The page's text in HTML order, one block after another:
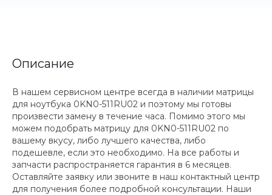
Описание
В нашем сервисном центре всегда в наличии матрицы
для ноутбука 0KN0-511RU02 и поэтому мы готовы
произвести замену в течение часа. Помимо этого мы
можем подобрать матрицу для 0KN0-511RU02 по
вашему вкусу, либо лучшего качества, либо
подешевле, если это необходимо. На все работы и
запчасти распространяется гарантия в 6 месяцев.
Оставляйте заявку или звоните в наш контактный центр
для получения более подробной консультации. Наши